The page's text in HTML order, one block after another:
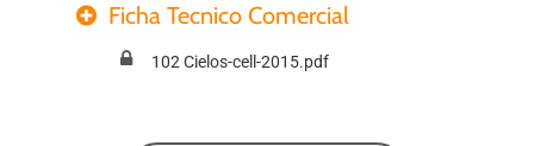
Ficha Tecnico Comercial
102 Cielos-cell-2015.pdf